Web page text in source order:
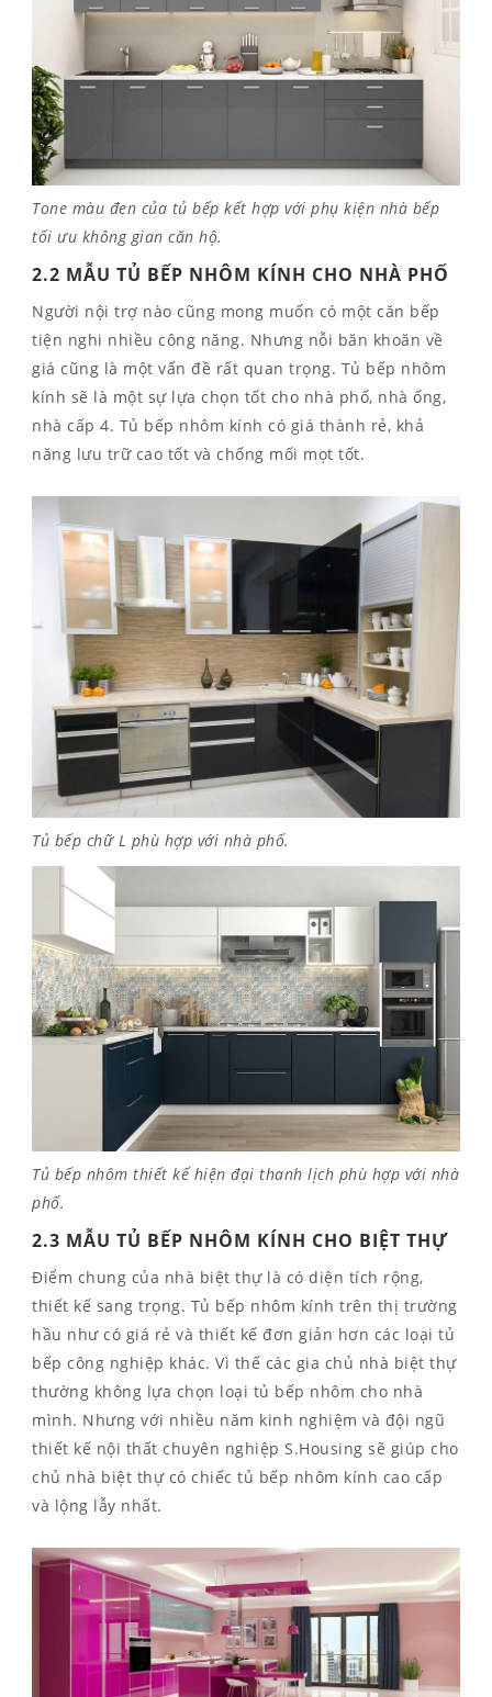
Tone màu đen của tủ bếp kết hợp với phụ kiện nhà bếp
tối ưu không gian căn hộ.
2.2 MẪU TỦ BẾP NHÔM KÍNH CHO NHÀ PHỐ
Người nội trợ nào cũng mong muốn có một căn bếp
tiện nghi nhiều công năng. Nhưng nỗi băn khoăn về
giá cũng là một vấn đề rất quan trọng. Tủ bếp nhôm
kính sẽ là một sự lựa chọn tốt cho nhà phố, nhà ống,
nhà cấp 4. Tủ bếp nhôm kính có giá thành rẻ, khả
năng lưu trữ cao tốt và chống mối mọt tốt.
Tủ bếp chữ L phù hợp với nhà phố.
Tủ bếp nhôm thiết kế hiện đại thanh lịch phù hợp với nhà
phố.
2.3 MẪU TỦ BẾP NHÔM KÍNH CHO BIỆT THỰ
Điểm chung của nhà biệt thự là có diện tích rộng,
thiết kế sang trọng. Tủ bếp nhôm kính trên thị trường
hầu như có giá rẻ và thiết kế đơn giản hơn các loại tủ
bếp công nghiệp khác. Vì thế các gia chủ nhà biệt thự
thường không lựa chọn loại tủ bếp nhôm cho nhà
mình. Nhưng với nhiều năm kinh nghiệm và đội ngũ
thiết kế nội thất chuyên nghiệp S.Housing sẽ giúp cho
chủ nhà biệt thự có chiếc tủ bếp nhôm kính cao cấp
và lộng lẫy nhất.